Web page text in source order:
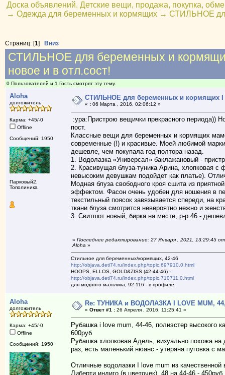
Доска объявлений. Детские вещи, продажа, покупка,
→ Одежда для беременных и кормящих → СТИЛЬНОЕ для
Страниц: [1] Вниз
СТИЛЬНОЕ для беременных и
новое и в отл.сост!
0 Пользователей и 1 Гость смотрят эту тему.
Aloha
долгожитель
Карма: +45/-0
Offline
Сообщений: 1950
Парковый2,
Тополиника
СТИЛЬНОЕ для беременных и кормящих I
« :06 Марта , 2016, 02:06:12 »
:ура:Пристрою вещички прекрасного периода))
пост.
Классные вещи для беременных и кормящих
современные (!) и красивые. Моей любимой
дешевле, чем покупала год-полтора назад.
1. Водолазка «Универсал» баклажановый -
2. Красивущая блуза-туника Арина, хлопковая с
невысоким девушкам подойдет как платье).
Модная блуза свободного кроя сшита из
эффектом. Фасон очень удобен для ношения в
текстильный поясок завязывается спереди, на
ткани блуза смотрится невероятно нежно и
3. Свитшот новый, бирка на месте, р-р 46 -
« Последнее редактирование: 27 Января , 2021, 13:29:45 от
Aloha »
Стильное для беременных/кормящих, 42-46
http://objava.deti74.ru/index.php/topic,697910.0.html
HOOPS, ELLOS, GOLD&ZISS (42-44-46) -
http://objava.deti74.ru/index.php/topic,710711.0.html
для модного мальчика, 92-116 - в профиле
Aloha
долгожитель
Карма: +45/-0
Offline
Сообщений: 1950
Re: ТУНИКА и ВОДОЛАЗКА I LOVE MUM,
« Ответ #1 :26 Апреля , 2016, 11:25:41 »
Рубашка i love mum, 44-46, полиэстер высокого
600руб
Рубашка хлопковая Адель, визуально похожа
раз, есть маленький нюанс - утеряна пуговка с
Отличные водолазки I love mum из качественной
Либерти индиго (в цветочек), 48 на 44-46 - 450руб